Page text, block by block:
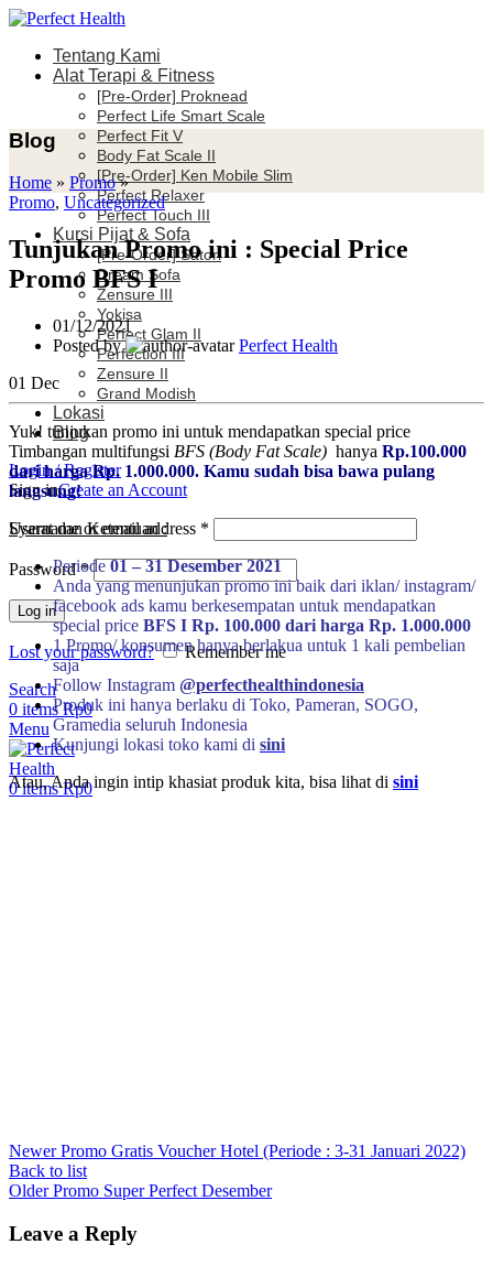
Tentang Kami
Alat Terapi & Fitness
[Pre-Order] Proknead
Perfect Life Smart Scale
Perfect Fit V
Body Fat Scale II
[Pre-Order] Ken Mobile Slim
Perfect Relaxer
Perfect Touch III
Kursi Pijat & Sofa
[Pre-Order] Satori
Dream Sofa
Zensure III
Yokisa
Perfect Glam II
Perfection III
Zensure II
Grand Modish
Lokasi
Blog
Login / Register
Sign inCreate an Account
Username or email address *
Password*
Log in
Lost your password?
Remember me
Search
0 items Rp0
Menu
0items Rp0
Blog
Home » Promo»
Promo, Uncategorized
Tunjukan Promo ini : Special Price
Promo BFS I
01/12/2021
Posted by
Perfect Health
01 Dec
Yuk! tunjukan promo ini untuk mendapatkan special price
Timbangan multifungsi BFS (Body Fat Scale) hanya Rp.100.000
dari harga Rp. 1.000.000. Kamu sudah bisa bawa pulang
langsung!
Syarat dan Ketentuan :
Periode01 – 31 Desember 2021
Anda yang menunjukan promo ini baik dari iklan/ instagram/
facebook ads kamu berkesempatan untuk mendapatkan
special price BFS I Rp. 100.000 dari harga Rp. 1.000.000
1 Promo/ konsumen hanya berlakua untuk 1 kali pembelian
saja
Follow Instagram @perfecthealthindonesia
Produk ini hanya berlaku di Toko, Pameran, SOGO,
Gramedia seluruh Indonesia
Kunjungi lokasi toko kami di sini
Atau, Anda ingin intip khasiat produk kita, bisa lihat di sini
Newer Promo Gratis Voucher Hotel (Periode : 3-31 Januari 2022)
Back to list
Older Promo Super Perfect Desember
Leave a Reply